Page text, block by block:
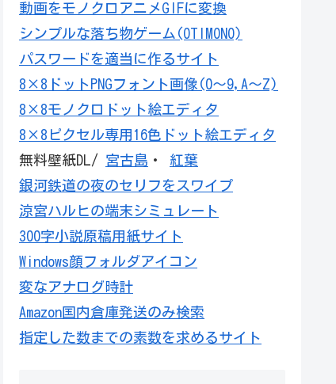
動画をモノクロアニメGIFに変換
シンプルな落ち物ゲーム(OTIMONO)
パスワードを適当に作るサイト
8×8ドットPNGフォント画像(0～9,A～Z)
8×8モノクロドット絵エディタ
8×8ピクセル専用16色ドット絵エディタ
無料壁紙DL/ 宮古島 ・ 紅葉
銀河鉄道の夜のセリフをスワイプ
涼宮ハルヒの端末シミュレート
300字小説原稿用紙サイト
Windows顔フォルダアイコン
変なアナログ時計
Amazon国内倉庫発送のみ検索
指定した数までの素数を求めるサイト